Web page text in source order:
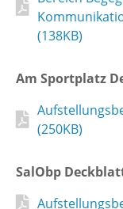
(138KB)
Am Sportplatz
(250KB)
SalObp